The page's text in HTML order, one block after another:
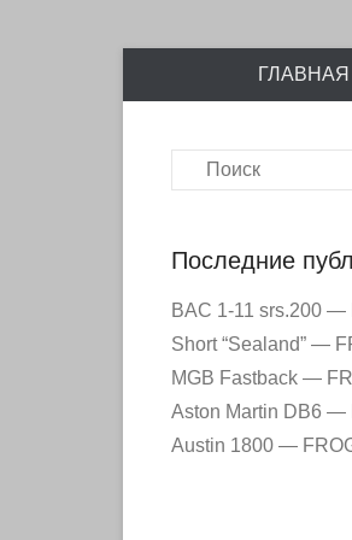
к
ГЛАВНАЯ
Поиск
Последние
BAC 1-11 srs.200 —
Short “Sealand” —
MGB Fastback —
Aston Martin DB6 —
Austin 1800 —